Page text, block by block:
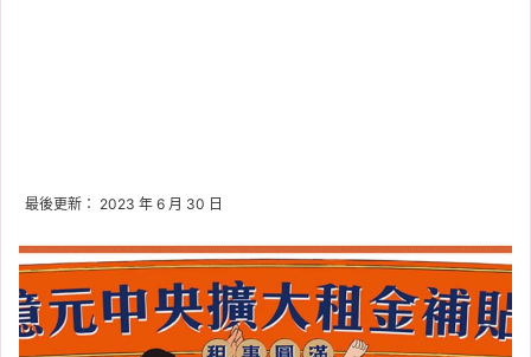
最後更新： 2023 年 6 月 30 日